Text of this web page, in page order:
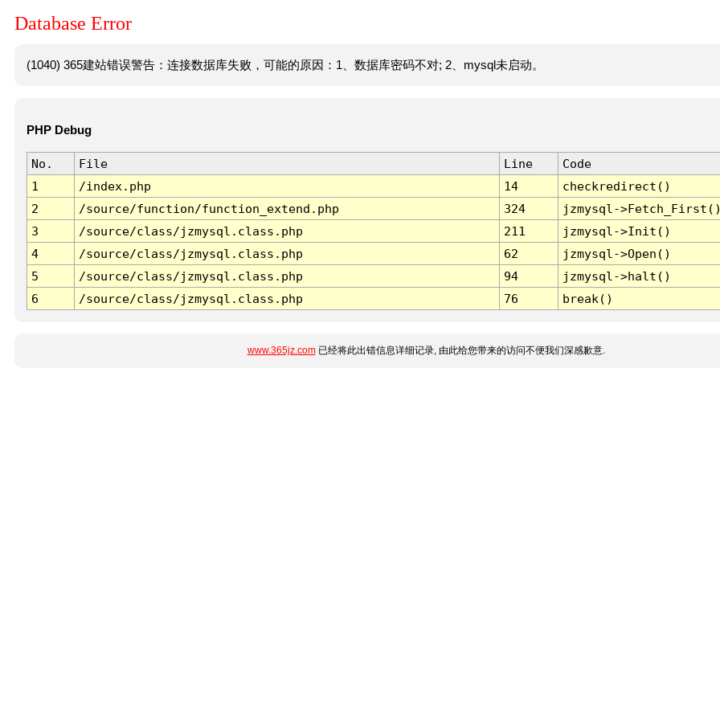
Database Error
(1040) 365建站错误警告：连接数据库失败，可能的原因：1、数据库密码不对; 2、mysql未启动。
PHP Debug
No. File Line
Code
1
/index.php 14
checkredirect()
2
/source/function/function_extend.php 324
jzmysql-
3
/source/class/jzmysql.class.php 211
jzmysql->Init()
4
/source/class/jzmysql.class.php 62
jzmysql->Open()
5
/source/class/jzmysql.class.php 94
jzmysql->halt()
6
/source/class/jzmysql.class.php 76 break()
www.365jz.com已经将此出错信息详细记录, 由此给您带来的访问不便我们深感歉意.